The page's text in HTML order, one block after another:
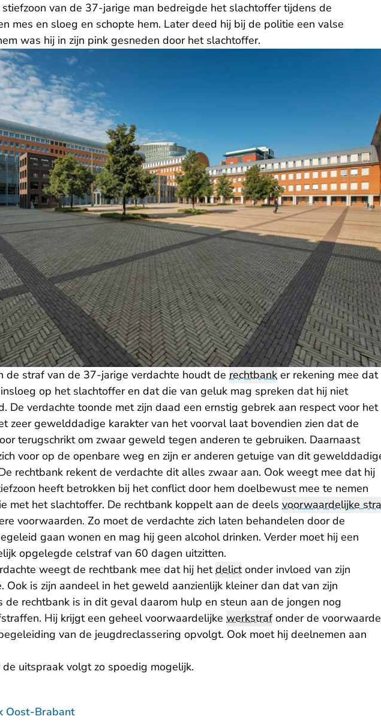
van de 37-jarige man bedreigde het slachtoffer tijdens de
mes en sloeg en schopte hem. Later deed hij bij de politie een valse
was hij in zijn pink gesneden door het slachtoffer.
de straf van de 37-jarige verdachte houdt de rechtbank er rekening mee dat
op het slachtoffer en dat die van geluk mag spreken dat hij niet
De verdachte toonde met zijn daad een ernstig gebrek aan respect voor het
zeer gewelddadige karakter van het voorval laat bovendien zien dat de
terugschrikt om zwaar geweld tegen anderen te gebruiken. Daarnaast
voor op de openbare weg en zijn er anderen getuige van dit
rechtbank rekent de verdachte dit alles zwaar aan. Ook weegt mee dat hij
heeft betrokken bij het conflict door hem doelbewust mee te nemen
met het slachtoffer. De rechtbank koppelt aan de deels voorwaardelijke
voorwaarden. Zo moet de verdachte zich laten behandelen door de
gaan wonen en mag hij geen alcohol drinken. Verder moet hij een
opgelegde celstraf van 60 dagen uitzitten.
weegt de rechtbank mee dat hij hetdelictonder invloed van zijn
Ook is zijn aandeel in het geweld aanzienlijk kleiner dan dat van zijn
de rechtbank is in dit geval daarom hulp en steun aan de jongen nog
Hij krijgt een geheel voorwaardelijke werkstrafonder de
van de jeugdreclassering opvolgt. Ook moet hij deelnemen aan
uitspraak volgt zo spoedig mogelijk.
Oost-Brabant